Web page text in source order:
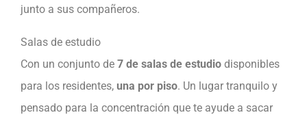
junto a sus compañeros.
Salas de estudio
Con un conjunto de 7 de salas de estudio disponibles
para los residentes, una por piso. Un lugar tranquilo y
pensado para la concentración que te ayude a sacar